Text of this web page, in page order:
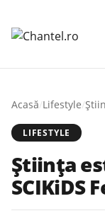
Acasă/Lifestyle/
LIFESTYLE
Știința
SCIKiDS